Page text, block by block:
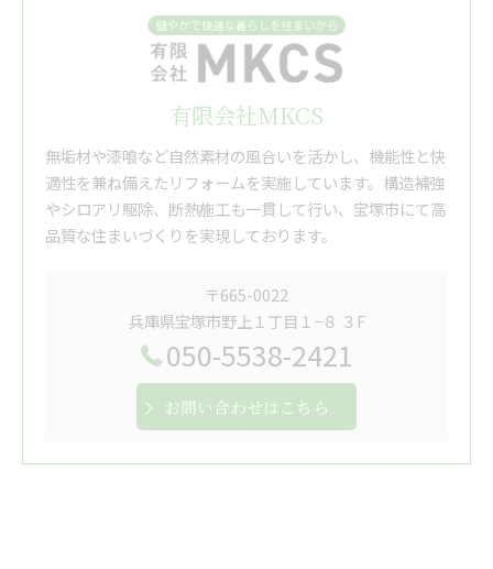
有限会社MKCS
無垢材や漆喰など自然素材の風合いを活かし、機能性と快
適性を兼ね備えたリフォームを実施しています。構造補強
やシロアリ駆除、断熱施工も一貫して行い、宝塚市にて高
品質な住まいづくりを実現しております。
〒665-0022
兵庫県宝塚市野上１丁目１−８ ３F
050-5538-2421
お問い合わせはこちら